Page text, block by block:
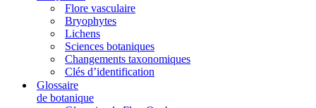
Flore vasculaire
Bryophytes
Lichens
Sciences botaniques
Changements taxonomiques
Clés d’identification
Glossaire
de botanique